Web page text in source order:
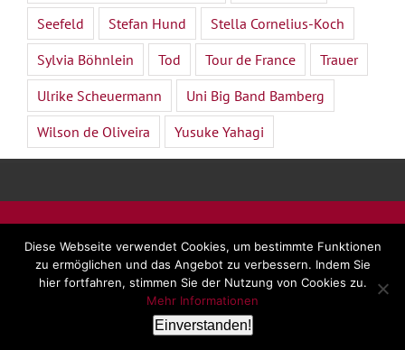
Seefeld
Stefan Hund
Stella Cornelius-Koch
Sylvia Böhnlein
Tod Tour de France
Trauer
Ulrike Scheuermann
Uni Big Band Bamberg
Wilson de Oliveira
Yusuke Yahagi
©2026 - Dr. Beate Forsbach |Impressum|AGB|
Datenschutz
LinkedInFacebookYouTube
E-
Mail
Diese Webseite verwendet Cookies, um bestimmte Funktionen
zu ermöglichen und das Angebot zu verbessern. Indem Sie
hier fortfahren, stimmen Sie der Nutzung von Cookies zu.
Mehr Informationen
Einverstanden!